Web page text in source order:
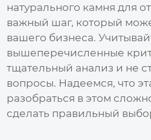
натурального камня для
важный шаг, который
вашего бизнеса.
вышеперечисленные
тщательный анализ и не
вопросы. Надеемся, что
разобраться в этом
сделать правильный